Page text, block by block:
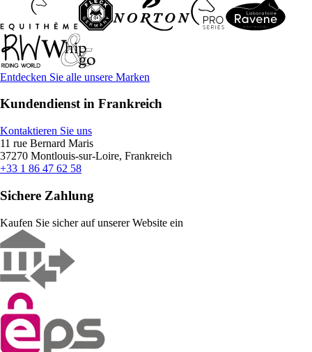
Entdecken Sie alle unsere Marken
Kundendienst in Frankreich
Kontaktieren Sie uns
11 rue Bernard Maris
37270 Montlouis-sur-Loire, Frankreich
+33 1 86 47 62 58
Sichere Zahlung
Kaufen Sie sicher auf unserer Website ein